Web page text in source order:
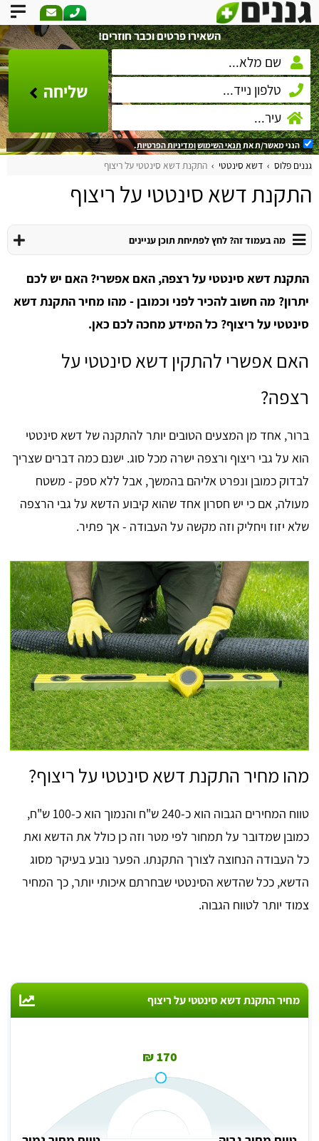
השאירו פרטים וכבר חוזרים!
שליחה
הנני מאשר/ת אתתנאי השימושומדיניות הפרטיות.
גננים פלוס דשא סינטטי התקנת דשא סינטטי על ריצוף
התקנת דשא סינטטי על ריצוף
מה בעמוד זה? לחץ לפתיחת תוכן עניינים
התקנת דשא סינטטי על רצפה, האם אפשרי? האם יש לכם
יתרון? מה חשוב להכיר לפני וכמובן - מהו מחיר התקנת דשא
סינטטי על ריצוף? כל המידע מחכה לכם כאן.
האם אפשרי להתקין דשא סינטטי על
רצפה?
ברור, אחד מן המצעים הטובים יותר להתקנה של דשא סינטטי
הוא על גבי ריצוף ורצפה ישרה מכל סוג. ישנם כמה דברים שצריך
לבדוק כמובן ונפרט אליהם בהמשך, אבל ללא ספק - משטח
מעולה, אם כי יש חסרון אחד שהוא קיבוע הדשא על גבי הרצפה
שלא יזוז ויחליק וזה מקשה על העבודה - אך פתיר.
מהו מחיר התקנת דשא סינטטי על ריצוף?
טווח המחירים הגבוה הוא כ-240 ש"ח והנמוך הוא כ-100 ש"ח,
כמובן שמדובר על תמחור לפי מטר וזה כן כולל את הדשא ואת
כל העבודה הנחוצה לצורך התקנתו. הפער נובע בעיקר מסוג
הדשא, ככל שהדשא הסינטטי שבחרתם איכותי יותר, כך המחיר
צמוד יותר לטווח הגבוה.
מחיר התקנת דשא סינטטי על ריצוף
170 ₪